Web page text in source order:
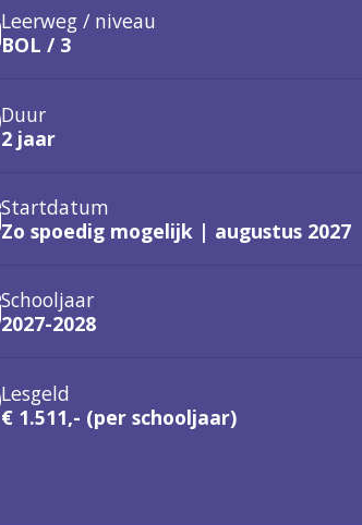
Leerweg / niveau
BOL / 3
Duur
2 jaar
Startdatum
Zo spoedig mogelijk | augustus 2027
Schooljaar
2027-2028
Lesgeld
€ 1.511,- (per schooljaar)